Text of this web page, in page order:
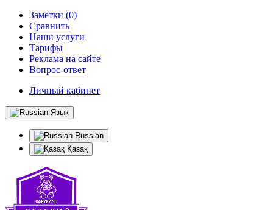
Заметки (0)
Сравнить
Наши услуги
Тарифы
Реклама на сайте
Вопрос-ответ
Личный кабинет
Язык
Russian
Қазақ